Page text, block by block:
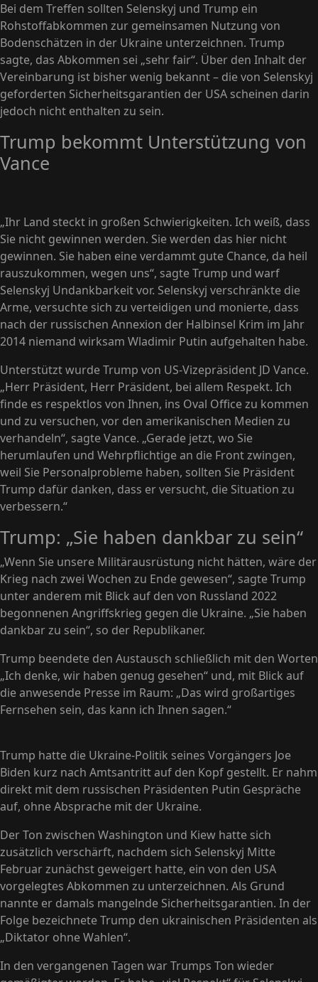
Bei dem Treffen sollten Selenskyj und Trump ein
Rohstoffabkommen zur gemeinsamen Nutzung von
Bodenschätzen in der Ukraine unterzeichnen. Trump
sagte, das Abkommen sei „sehr fair“. Über den Inhalt der
Vereinbarung ist bisher wenig bekannt – die von Selenskyj
geforderten Sicherheitsgarantien der USA scheinen darin
jedoch nicht enthalten zu sein.
Trump bekommt Unterstützung von
Vance
„Ihr Land steckt in großen Schwierigkeiten. Ich weiß, dass
Sie nicht gewinnen werden. Sie werden das hier nicht
gewinnen. Sie haben eine verdammt gute Chance, da heil
rauszukommen, wegen uns“, sagte Trump und warf
Selenskyj Undankbarkeit vor. Selenskyj verschränkte die
Arme, versuchte sich zu verteidigen und monierte, dass
nach der russischen Annexion der Halbinsel Krim im Jahr
2014 niemand wirksam Wladimir Putin aufgehalten habe.
Unterstützt wurde Trump von US-Vizepräsident JD Vance.
„Herr Präsident, Herr Präsident, bei allem Respekt. Ich
finde es respektlos von Ihnen, ins Oval Office zu kommen
und zu versuchen, vor den amerikanischen Medien zu
verhandeln“, sagte Vance. „Gerade jetzt, wo Sie
herumlaufen und Wehrpflichtige an die Front zwingen,
weil Sie Personalprobleme haben, sollten Sie Präsident
Trump dafür danken, dass er versucht, die Situation zu
verbessern.“
Trump: „Sie haben dankbar zu sein“
„Wenn Sie unsere Militärausrüstung nicht hätten, wäre der
Krieg nach zwei Wochen zu Ende gewesen“, sagte Trump
unter anderem mit Blick auf den von Russland 2022
begonnenen Angriffskrieg gegen die Ukraine. „Sie haben
dankbar zu sein“, so der Republikaner.
Trump beendete den Austausch schließlich mit den Worten
„Ich denke, wir haben genug gesehen“ und, mit Blick auf
die anwesende Presse im Raum: „Das wird großartiges
Fernsehen sein, das kann ich Ihnen sagen.“
Trump hatte die Ukraine-Politik seines Vorgängers Joe
Biden kurz nach Amtsantritt auf den Kopf gestellt. Er nahm
direkt mit dem russischen Präsidenten Putin Gespräche
auf, ohne Absprache mit der Ukraine.
Der Ton zwischen Washington und Kiew hatte sich
zusätzlich verschärft, nachdem sich Selenskyj Mitte
Februar zunächst geweigert hatte, ein von den USA
vorgelegtes Abkommen zu unterzeichnen. Als Grund
nannte er damals mangelnde Sicherheitsgarantien. In der
Folge bezeichnete Trump den ukrainischen Präsidenten als
„Diktator ohne Wahlen“.
In den vergangenen Tagen war Trumps Ton wieder